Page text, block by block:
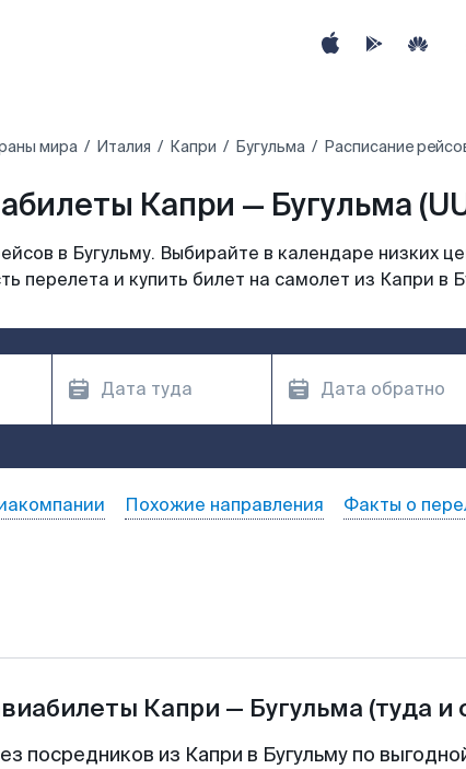
мира Италия Капри Бугульма Расписание
Капри — Бугульма
в Бугульму. Выбирайте в календаре низких
перелета и купить билет на самолет из Капри в
Похожие направления Факты о
Капри — Бугульма (туда и
посредников из Капри в Бугульму по